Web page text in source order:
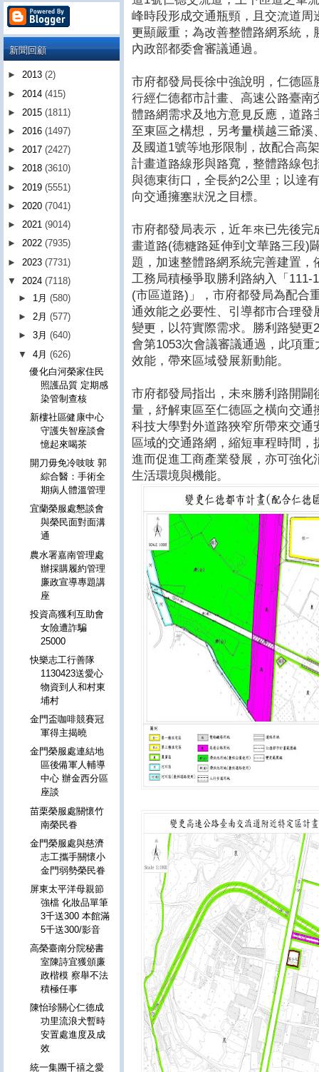
峰時段形成交通瓶頸，且交流道
更顯嚴重；為改善整體路網系統
內政部都委會審議通過。
市府都發局長徐中強說明，仁德
行經仁德都市計畫、高速公路臺
體路網需求及地方意見反應，道
至東區之構想，另考量橫越三爺
及國道1號等地形限制，故配合高
計畫道路線形與路寬，整體路線
與德東街口，全長約2公里；以達
向交通擁塞狀況之目標。
市府都發局表示，近年來已先後
畫道路(德糖路延伸到文華路三段)
題，加速整體路網系統完善建置
工務局積極爭取勝利路納入「
(市區道路)」，市府都發局為配合
通效能之必要性、引導都市合理
變更，以符實際需求。勝利路變更
會第1053次會議審議通過，此項
效能，帶來區域發展新動能。
市府都發局指出，未來勝利路開
量，紓解東區至仁德區之橫向交
科技大學對外道路狹窄所帶來交
區域的交通路網，縮短車程時間
進而促進工商產業發展，亦可強
生活環境與機能。
新聞回顧
► 2013 (2)
► 2014 (415)
► 2015 (1811)
► 2016 (1497)
► 2017 (2427)
► 2018 (3610)
► 2019 (5551)
► 2020 (7041)
► 2021 (9014)
► 2022 (7935)
► 2023 (7731)
▼ 2024 (7118)
► 1月(580)
►2月(577)
►3月(640)
▼4月(626)
優化白河榮家住民
照護品質 定期感
染管制查核
新樓社區健康中心
守護失智座談會
憶起來喝茶
開刀毋免冷吱吱 郭
綜合醫：手術全
期病人體溫管理
宜蘭榮服處懇談會
與榮民面對面溝
通
農水署嘉南管理處
辦採購履約管理
廉政宣導專題講
座
投資高獲利互助會
女險遭詐騙
25000
快樂志工行善隊
1130423送愛心
物資到人和村東
埔村
金門盃咖啡競賽冠
軍得主揭曉
金門榮服處連結地
區後備軍人輔導
中心 辦金西分區
座談
苗栗榮服處關懷竹
南榮民眷
金門榮服處與慈濟
志工攜手關懷小
金門弱勢榮民眷
屏東太平洋母親節
強檔 化妝品單筆
3千送300 本館滿
5千送300/影音
高榮臺南分院秘書
室陳詩宜獲頒廉
政楷模 察舉不法
積極任事
陳怡珍關心仁德成
功里流浪犬暫時
安置處進度及成
效
統一集團千禧之愛